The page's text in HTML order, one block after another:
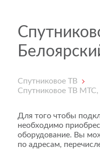
Спутниковое ТВ
Спутниковое ТВ
Для того чтобы
необходимо
оборудование. Вы
по адресам,